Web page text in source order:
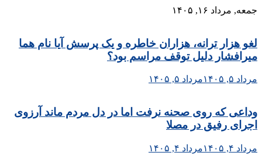
Skip
جمعه, مرداد ۱۶, ۱۴۰۵
لغو هزار ترانه، هزاران خاطره و یک پرسش آیا نام هما
میرافشار دلیل توقف مراسم بود؟
مرداد ۵, ۱۴۰۵ مرداد ۵, ۱۴۰۵
وداعی که روی صحنه نرفت اما در دل مردم ماند آرزوی
اجرای رفیق در مصلا
مرداد ۴, ۱۴۰۵ مرداد ۴, ۱۴۰۵